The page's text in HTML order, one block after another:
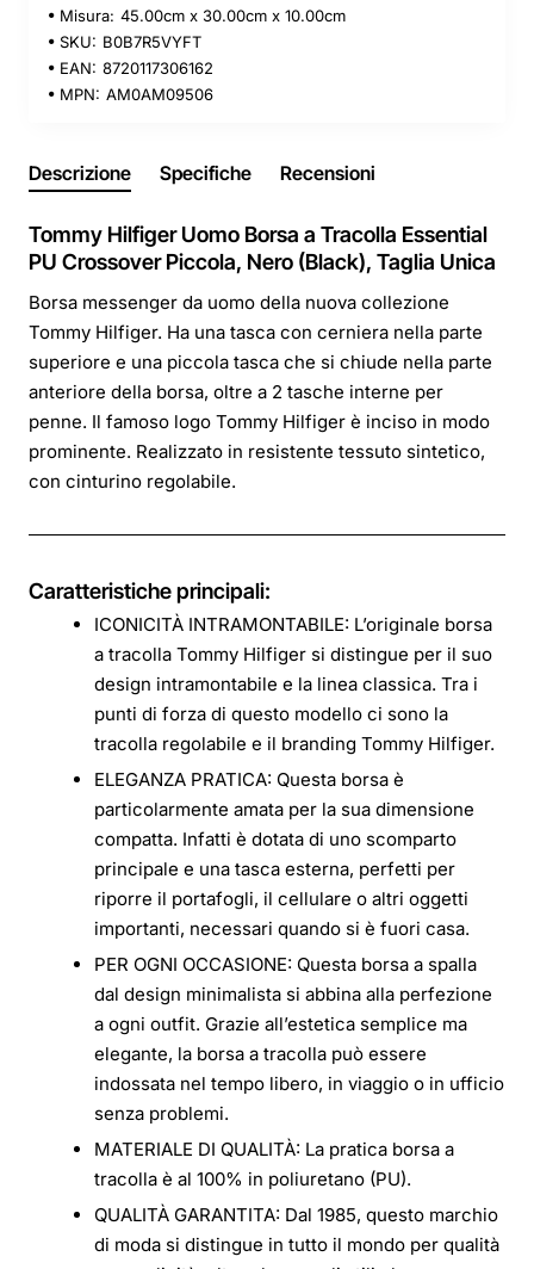
Misura: 45.00cm x 30.00cm x 10.00cm
SKU: B0B7R5VYFT
EAN: 8720117306162
MPN: AM0AM09506
Descrizione Specifiche Recensioni
Tommy Hilfiger Uomo Borsa a Tracolla Essential
PU Crossover Piccola, Nero (Black), Taglia Unica
Borsa messenger da uomo della nuova collezione
Tommy Hilfiger. Ha una tasca con cerniera nella parte
superiore e una piccola tasca che si chiude nella parte
anteriore della borsa, oltre a 2 tasche interne per
penne. Il famoso logo Tommy Hilfiger è inciso in modo
prominente. Realizzato in resistente tessuto sintetico,
con cinturino regolabile.
Caratteristiche principali:
ICONICITÀ INTRAMONTABILE: L’originale borsa
a tracolla Tommy Hilfiger si distingue per il suo
design intramontabile e la linea classica. Tra i
punti di forza di questo modello ci sono la
tracolla regolabile e il branding Tommy Hilfiger.
ELEGANZA PRATICA: Questa borsa è
particolarmente amata per la sua dimensione
compatta. Infatti è dotata di uno scomparto
principale e una tasca esterna, perfetti per
riporre il portafogli, il cellulare o altri oggetti
importanti, necessari quando si è fuori casa.
PER OGNI OCCASIONE: Questa borsa a spalla
dal design minimalista si abbina alla perfezione
a ogni outfit. Grazie all’estetica semplice ma
elegante, la borsa a tracolla può essere
indossata nel tempo libero, in viaggio o in ufficio
senza problemi.
MATERIALE DI QUALITÀ: La pratica borsa a
tracolla è al 100% in poliuretano (PU).
QUALITÀ GARANTITA: Dal 1985, questo marchio
di moda si distingue in tutto il mondo per qualità